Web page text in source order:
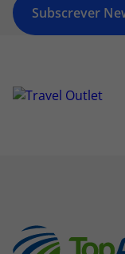
Subscrever